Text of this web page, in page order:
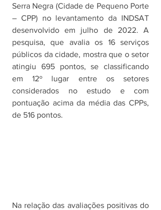
Serra Negra (Cidade de Pequeno Porte
– CPP) no levantamento da INDSAT
desenvolvido em julho de 2022. A
pesquisa, que avalia os 16 serviços
públicos da cidade, mostra que o setor
atingiu 695 pontos, se classificando
em 12º lugar entre os setores
considerados no estudo e com
pontuação acima da média das CPPs,
de 516 pontos.
Na relação das avaliações positivas do